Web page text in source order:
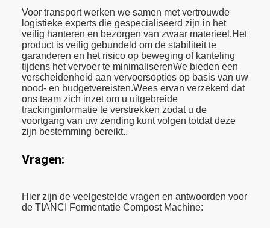
Voor transport werken we samen met vertrouwde
logistieke experts die gespecialiseerd zijn in het
veilig hanteren en bezorgen van zwaar materieel.Het
product is veilig gebundeld om de stabiliteit te
garanderen en het risico op beweging of kanteling
tijdens het vervoer te minimaliserenWe bieden een
verscheidenheid aan vervoersopties op basis van uw
nood- en budgetvereisten.Wees ervan verzekerd dat
ons team zich inzet om u uitgebreide
trackinginformatie te verstrekken zodat u de
voortgang van uw zending kunt volgen totdat deze
zijn bestemming bereikt..
Vragen:
Hier zijn de veelgestelde vragen en antwoorden voor
de TIANCI Fermentatie Compost Machine: